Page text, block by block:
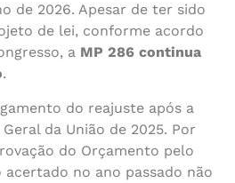
de 2026. Apesar de ter sido
de lei, conforme acordo
a MP 286 continua
.
do reajuste após a
da União de 2025. Por
do Orçamento pelo
acertado no ano passado não